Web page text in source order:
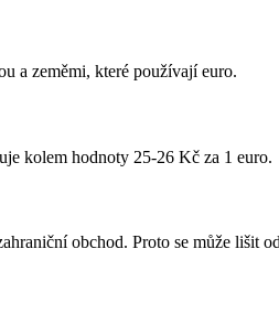
a zeměmi, které používají euro.
kolem hodnoty 25-26 Kč za 1 euro.
obchod. Proto se může lišit